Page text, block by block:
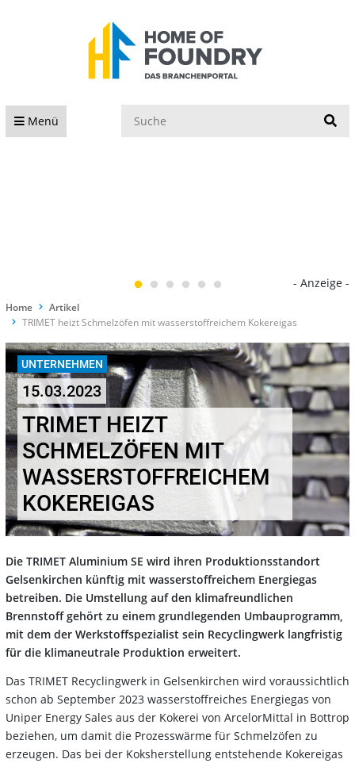
Menü
- Anzeige -
Home
Artikel
TRIMET heizt Schmelzöfen mit wasserstoffreichem Kokereigas
UNTERNEHMEN
15.03.2023
TRIMET HEIZT
SCHMELZÖFEN MIT
WASSERSTOFFREICHEM
KOKEREIGAS
Die TRIMET Aluminium SE wird ihren Produktionsstandort
Gelsenkirchen künftig mit wasserstoffreichem Energiegas
betreiben. Die Umstellung auf den klimafreundlichen
Brennstoff gehört zu einem grundlegenden Umbauprogramm,
mit dem der Werkstoffspezialist sein Recyclingwerk langfristig
für die klimaneutrale Produktion erweitert.
Das TRIMET Recyclingwerk in Gelsenkirchen wird voraussichtlich
schon ab September 2023 wasserstoffreiches Energiegas von
Uniper Energy Sales aus der Kokerei von ArcelorMittal in Bottrop
beziehen, um damit die Prozesswärme für Schmelzöfen zu
erzeugen. Das bei der Koksherstellung entstehende Kokereigas